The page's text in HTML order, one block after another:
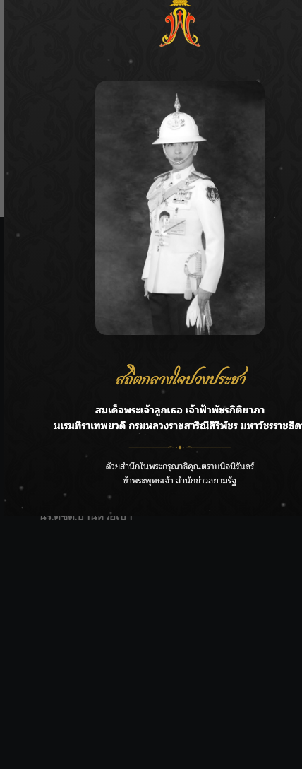
ลุยไม่หยุด!! กรมชลฯ เร่งเคลียร์ผักตบชวา-ติดตั้งเครื่องสูบน้ำ
Malaysia พร้อมโชว์สุดประทับใจ
“สุริยะ” สั่งกรมชลฯ เฝ้าระวังน้ำ 24 ชม. รับมือฝนสิงหาคม
บริหารเชิงรุกลดเสี่ยงน้ำท่วม
เปิดตัวซิงเกิลเดบิวต์ “CGM48” รุ่นที่ 5 “รถไฟแห่งความหวัง”
แฟนคลับส่งกำลังใจแน่น! ณ เซ็นทรัลเชียงใหม่ แอร์พอร์ต
จากดอยห่างไกลสู่คลังโปรตีนสัตว์น้ำ ยกระดับคุณภาพชีวิต
นร.ตชด.บ้านห้วยเป้า